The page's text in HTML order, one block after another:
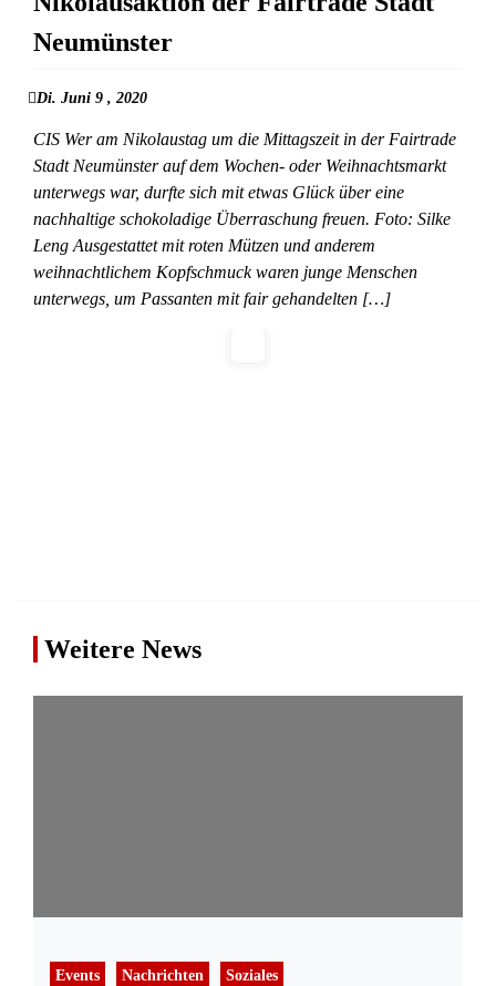
Neumünster
Di. Juni 9 , 2020
CIS Wer am Nikolaustag um die Mittagszeit in der Fairtrade
Stadt Neumünster auf dem Wochen- oder Weihnachtsmarkt
unterwegs war, durfte sich mit etwas Glück über eine
nachhaltige schokoladige Überraschung freuen. Foto: Silke
Leng Ausgestattet mit roten Mützen und anderem
weihnachtlichem Kopfschmuck waren junge Menschen
unterwegs, um Passanten mit fair gehandelten […]
Weitere News
Events Nachrichten Soziales